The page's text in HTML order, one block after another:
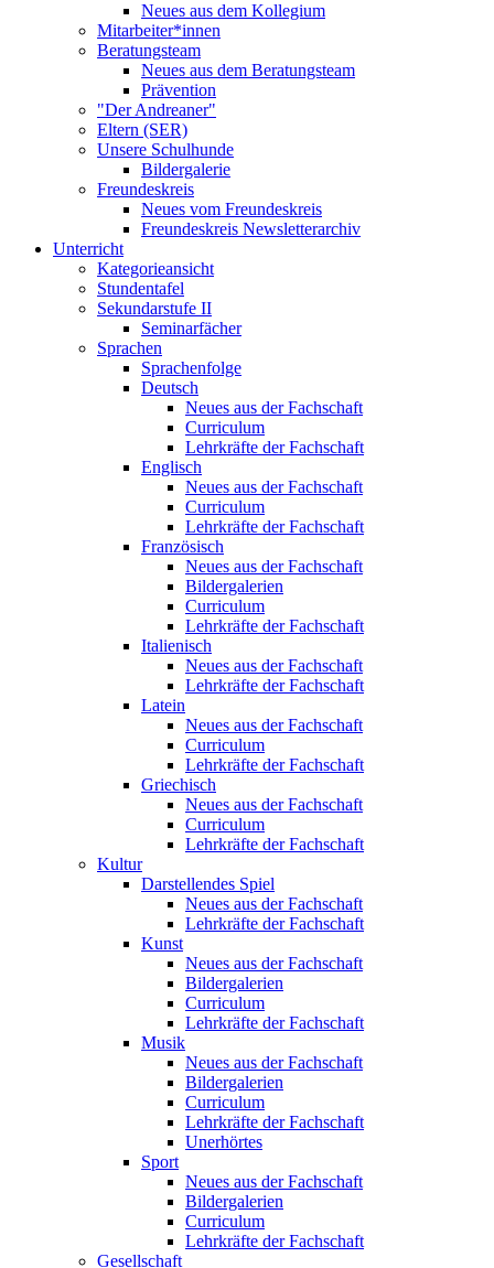
Neues aus dem Kollegium
Mitarbeiter*innen
Beratungsteam
Neues aus dem Beratungsteam
Prävention
"Der Andreaner"
Eltern (SER)
Unsere Schulhunde
Bildergalerie
Freundeskreis
Neues vom Freundeskreis
Freundeskreis Newsletterarchiv
Unterricht
Kategorieansicht
Stundentafel
Sekundarstufe II
Seminarfächer
Sprachen
Sprachenfolge
Deutsch
Neues aus der Fachschaft
Curriculum
Lehrkräfte der Fachschaft
Englisch
Neues aus der Fachschaft
Curriculum
Lehrkräfte der Fachschaft
Französisch
Neues aus der Fachschaft
Bildergalerien
Curriculum
Lehrkräfte der Fachschaft
Italienisch
Neues aus der Fachschaft
Lehrkräfte der Fachschaft
Latein
Neues aus der Fachschaft
Curriculum
Lehrkräfte der Fachschaft
Griechisch
Neues aus der Fachschaft
Curriculum
Lehrkräfte der Fachschaft
Kultur
Darstellendes Spiel
Neues aus der Fachschaft
Lehrkräfte der Fachschaft
Kunst
Neues aus der Fachschaft
Bildergalerien
Curriculum
Lehrkräfte der Fachschaft
Musik
Neues aus der Fachschaft
Bildergalerien
Curriculum
Lehrkräfte der Fachschaft
Unerhörtes
Sport
Neues aus der Fachschaft
Bildergalerien
Curriculum
Lehrkräfte der Fachschaft
Gesellschaft